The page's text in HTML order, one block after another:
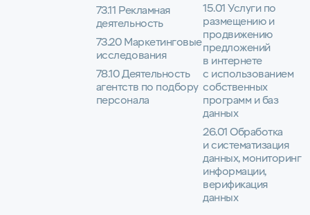
73.11 Рекламная
деятельность
73.20 Маркетинговые
исследования
78.10 Деятельность
агентств по подбору
персонала
15.01 Услуги по
размещению и
продвижению
предложений
в интернете
с использованием
собственных
программ и баз
данных
26.01 Обработка
и систематизация
данных, мониторинг
информации,
верификация
данных